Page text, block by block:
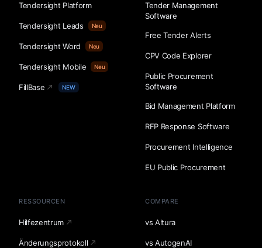
Tendersight Platform
Tendersight Leads Neu
Tendersight Word Neu
Tendersight Mobile Neu
FillBase NEW
Tender Management
Software
Free Tender Alerts
CPV Code Explorer
Public Procurement
Software
Bid Management Platform
RFP Response Software
Procurement Intelligence
EU Public Procurement
RESSOURCEN
Hilfezentrum
Änderungsprotokoll
COMPARE
vs Altura
vs AutogenAI